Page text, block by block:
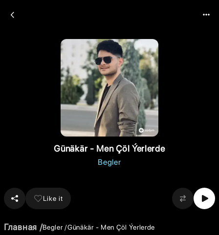
Günäkär - Men Çöl Ýerlerde
Begler
Like it
Главная Begler Günäkär - Men Çöl Ýerlerde